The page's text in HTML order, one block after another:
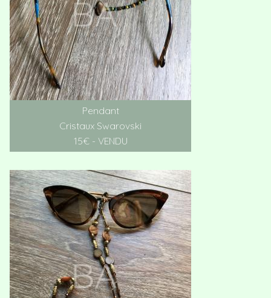
Pendant
Cristaux Swarovski
15€ - VENDU